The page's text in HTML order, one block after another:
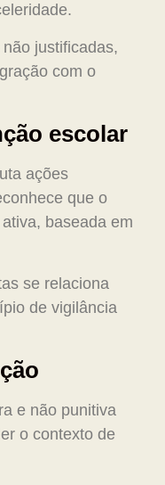
justificadas,
com o
escolar
ações
que o
baseada em
se relaciona
de vigilância
e não punitiva
o contexto de